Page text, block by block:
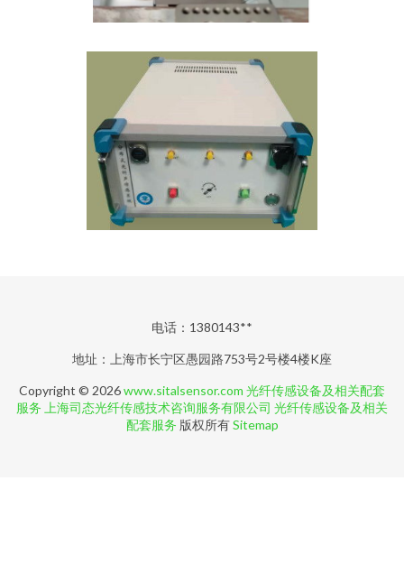
电话：1380143**
地址：上海市长宁区愚园路753号2号楼4楼K座
Copyright © 2026www.sitalsensor.com 光纤传感设备及相关配套
服务 上海司态光纤传感技术咨询服务有限公司 光纤传感设备及相关
配套服务 版权所有Sitemap